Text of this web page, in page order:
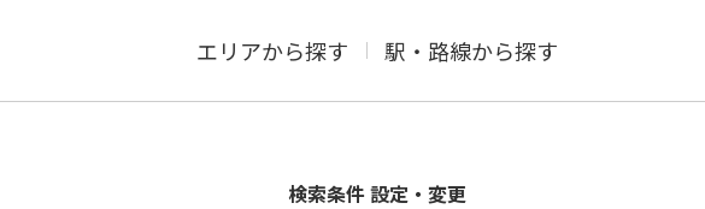
エリアから探す 駅・路線から探す
検索条件 設定・変更